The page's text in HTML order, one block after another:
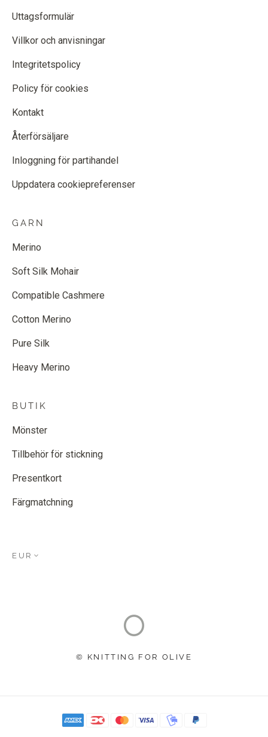
Uttagsformulär
Villkor och anvisningar
Integritetspolicy
Policy för cookies
Kontakt
Återförsäljare
Inloggning för partihandel
Uppdatera cookiepreferenser
GARN
Merino
Soft Silk Mohair
Compatible Cashmere
Cotton Merino
Pure Silk
Heavy Merino
BUTIK
Mönster
Tillbehör för stickning
Presentkort
Färgmatchning
EUR
© KNITTING FOR OLIVE